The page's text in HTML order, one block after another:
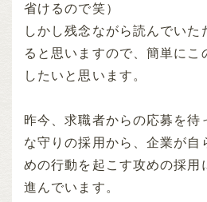
省けるので笑）
しかし残念ながら読んでいた
ると思いますので、簡単にこ
したいと思います。
昨今、求職者からの応募を待
な守りの採用から、企業が自
めの行動を起こす攻めの採用
進んでいます。